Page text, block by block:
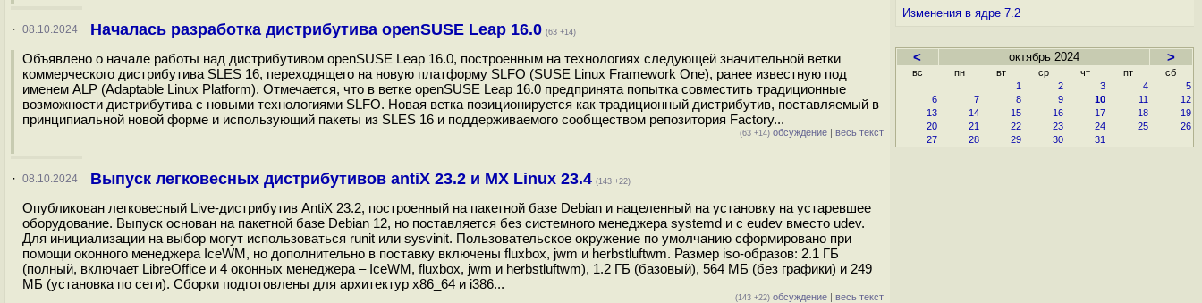
· 08.10.2024 Началась разработка дистрибутива openSUSE Leap 16.0 (63 +14)
Объявлено о начале работы над дистрибутивом openSUSE Leap 16.0, построенным на технологиях следующей значительной ветки
коммерческого дистрибутива SLES 16, переходящего на новую платформу SLFO (SUSE Linux Framework One), ранее известную под
именем ALP (Adaptable Linux Platform). Отмечается, что в ветке openSUSE Leap 16.0 предпринята попытка совместить традиционные
возможности дистрибутива с новыми технологиями SLFO. Новая ветка позиционируется как традиционный дистрибутив, поставляемый в
принципиальной новой форме и использующий пакеты из SLES 16 и поддерживаемого сообществом репозитория Factory...
(63 +14) обсуждение | весь текст
· 08.10.2024 Выпуск легковесных дистрибутивов antiX 23.2 и MX Linux 23.4 (143 +22)
Опубликован легковесный Live-дистрибутив AntiX 23.2, построенный на пакетной базе Debian и нацеленный на установку на устаревшее
оборудование. Выпуск основан на пакетной базе Debian 12, но поставляется без системного менеджера systemd и с eudev вместо udev.
Для инициализации на выбор могут использоваться runit или sysvinit. Пользовательское окружение по умолчанию сформировано при
помощи оконного менеджера IceWM, но дополнительно в поставку включены fluxbox, jwm и herbstluftwm. Размер iso-образов: 2.1 ГБ
(полный, включает LibreOffice и 4 оконных менеджера – IceWM, fluxbox, jwm и herbstluftwm), 1.2 ГБ (базовый), 564 МБ (без графики) и 249
МБ (установка по сети). Сборки подготовлены для архитектур x86_64 и i386...
(143 +22) обсуждение | весь текст
Изменения в ядре 7.2
< октябрь 2024 >
вс пн вт ср чт пт
сб
1
2 3 4
5
6
7 8 9 10 11
12
13
14 15 16 17 18
19
20
21 22 23 24 25
26
27
28 29 30 31